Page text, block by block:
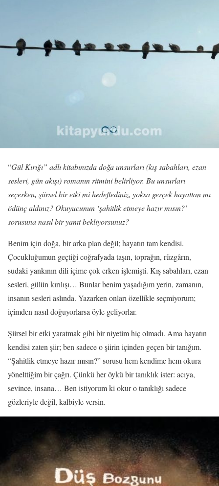
“Gül Kırığı” adlı kitabınızda doğa unsurları (kış sabahları, ezan
sesleri, gün akışı) romanın ritmini belirliyor. Bu unsurları
seçerken, şiirsel bir etki mi hedeflediniz, yoksa gerçek hayattan mı
ödünç aldınız? Okuyucunun ‘şahitlik etmeye hazır mısın?’
sorusuna nasıl bir yanıt bekliyorsunuz?
Benim için doğa, bir arka plan değil; hayatın tam kendisi.
Çocukluğumun geçtiği coğrafyada taşın, toprağın, rüzgârın,
sudaki yankının dili içime çok erken işlemişti. Kış sabahları, ezan
sesleri, gülün kırılışı… Bunlar benim yaşadığım yerin, zamanın,
insanın sesleri aslında. Yazarken onları özellikle seçmiyorum;
içimden nasıl doğuyorlarsa öyle geliyorlar.
Şiirsel bir etki yaratmak gibi bir niyetim hiç olmadı. Ama hayatın
kendisi zaten şiir; ben sadece o şiirin içinden geçen bir tanığım.
“Şahitlik etmeye hazır mısın?” sorusu hem kendime hem okura
yönelttiğim bir çağrı. Çünkü her öykü bir tanıklık ister: acıya,
sevince, insana… Ben istiyorum ki okur o tanıklığı sadece
gözleriyle değil, kalbiyle versin.